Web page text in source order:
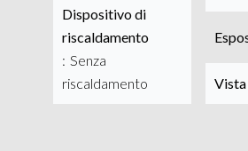
Dispositivo di
riscaldamento
Senza
riscaldamento
Vista